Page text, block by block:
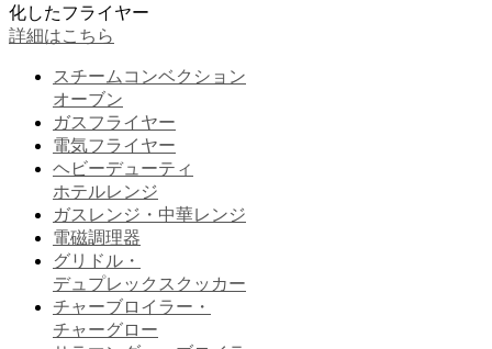
化したフライヤー
詳細はこちら
スチームコンベクション
オーブン
ガスフライヤー
電気フライヤー
ヘビーデューティ
ホテルレンジ
ガスレンジ・中華レンジ
電磁調理器
グリドル・
デュプレックスクッカー
チャーブロイラー・
チャーグロー